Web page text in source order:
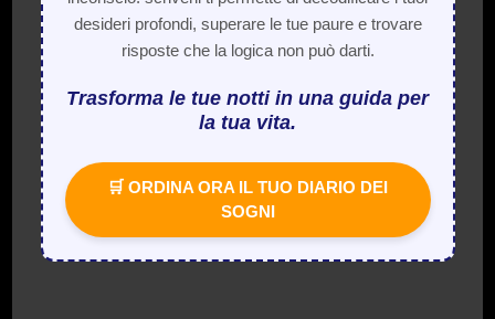
desideri profondi, superare le tue paure e trovare
risposte che la logica non può darti.
Trasforma le tue notti in una guida per
la tua vita.
🛒 ORDINA ORA IL TUO DIARIO DEI
SOGNI